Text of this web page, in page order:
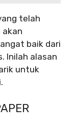
telah
akan
baik dari
Inilah alasan
untuk